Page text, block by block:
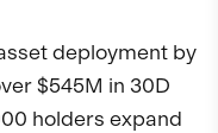
deployment by
$545M in 30D
holders expand